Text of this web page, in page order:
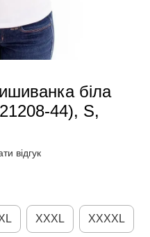
біла
44), S,
відгук
XXXL XXXXL